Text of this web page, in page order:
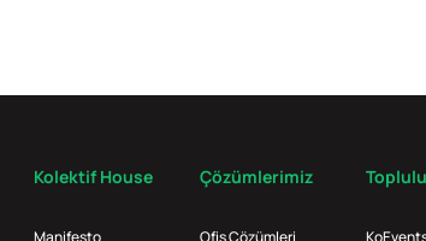
Kolektif House
Manifesto
Çözümlerimiz
Ofis Çözümleri